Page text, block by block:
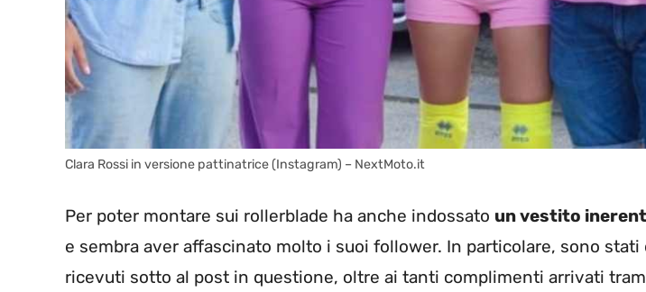
Clara Rossi in versione pattinatrice (Instagram) – NextMoto.it
Per poter montare sui rollerblade ha anche indossato un vestito
e sembra aver affascinato molto i suoi follower. In particolare, sono stati
ricevuti sotto al post in questione, oltre ai tanti complimenti arrivati